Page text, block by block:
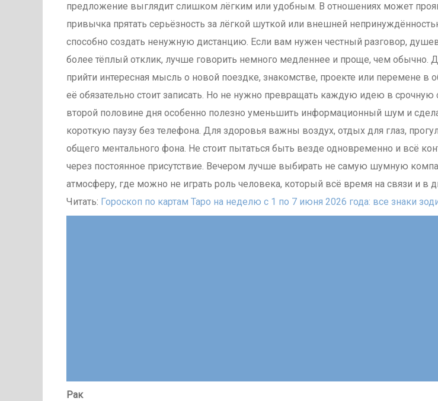
предложение выглядит слишком лёгким или удобным. В отношениях может
привычка прятать серьёзность за лёгкой шуткой или внешней
способно создать ненужную дистанцию. Если вам нужен честный разговор,
более тёплый отклик, лучше говорить немного медленнее и проще, чем обычно.
прийти интересная мысль о новой поездке, знакомстве, проекте или перемене в
её обязательно стоит записать. Но не нужно превращать каждую идею в срочную
второй половине дня особенно полезно уменьшить информационный шум и
короткую паузу без телефона. Для здоровья важны воздух, отдых для глаз,
общего ментального фона. Не стоит пытаться быть везде одновременно и всё
через постоянное присутствие. Вечером лучше выбирать не самую шумную
атмосферу, где можно не играть роль человека, который всё время на связи и в
Читать: Гороскоп по картам Таро на неделю с 1 по 7 июня 2026 года: все знаки
Рак